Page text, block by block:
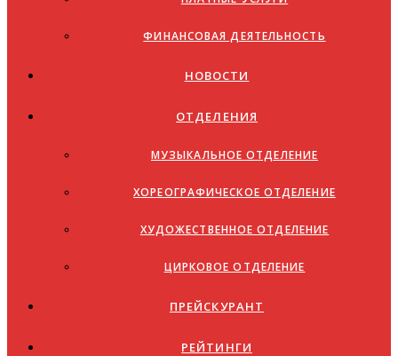
ФИНАНСОВАЯ ДЕЯТЕЛЬНОСТЬ
НОВОСТИ
ОТДЕЛЕНИЯ
МУЗЫКАЛЬНОЕ ОТДЕЛЕНИЕ
ХОРЕОГРАФИЧЕСКОЕ ОТДЕЛЕНИЕ
ХУДОЖЕСТВЕННОЕ ОТДЕЛЕНИЕ
ЦИРКОВОЕ ОТДЕЛЕНИЕ
ПРЕЙСКУРАНТ
РЕЙТИНГИ